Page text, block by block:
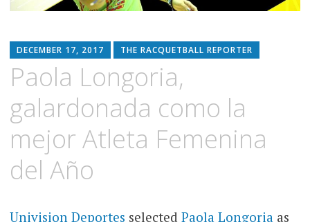
DECEMBER 17, 2017 THE RACQUETBALL REPORTER
Paola Longoria,
galardonada como la
mejor Atleta Femenina
del Año
Univision Deportes selected Paola Longoria as